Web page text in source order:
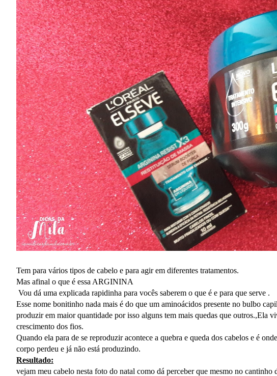
Tem para vários tipos de cabelo e para agir em diferentes tratamentos.
Mas afinal o que é essa ARGININA
Vou dá uma explicada rapidinha para vocês saberem o que é e para que serve .
Esse nome bonitinho nada mais é do que um aminoácidos presente no bulbo
produzir em maior quantidade por isso alguns tem mais quedas que outros.,Ela
crescimento dos fios.
Quando ela para de se reproduzir acontece a quebra e queda dos cabelos e é
corpo perdeu e já não está produzindo.
Resultado:
vejam meu cabelo nesta foto do natal como dá perceber que mesmo no